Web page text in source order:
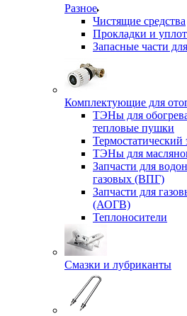
Разное
Чистящие средства
Прокладки и
Запасные части
Комплектующие для
ТЭНы для
тепловые пушки
Термостатический
ТЭНы для
Запчасти для
газовых (ВПГ)
Запчасти для
(АОГВ)
Теплоносители
Смазки и лубриканты